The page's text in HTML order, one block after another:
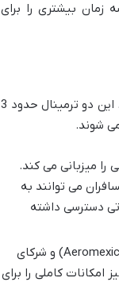
زمان بیشتری را برای
فرودگاه بنیتو خوارز دارای دو ترمینال مجزا است که به آن ها ترمینال 1 و ترمینال 2 می گویند. این دو ترمینال حدود 3
شوند.
را میزبانی می کند.
می توانند به
دسترسی داشته
ترمینال 2 مدرن تر است و عمدتاً به پروازهای شرکت هواپیمایی آئرومکزیکو (Aeromexico) و شرکای
امکانات کاملی را برای